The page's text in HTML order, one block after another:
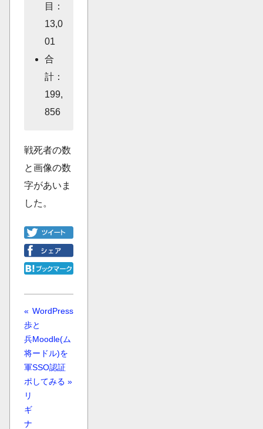
目：
13,0
01
合
計：
199,
856
戦死者の数
と画像の数
字があいま
した。
«
歩
兵
将
軍
ポ
リ
ギ
ナ
WordPress
と
Moodle(ム
ードル)を
SSO認証
してみる »